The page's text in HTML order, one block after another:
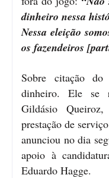
dinheiro nessa
Nessa eleição
os fazendeiros
Sobre citação do
dinheiro. Ele se
Gildásio
prestação de
anunciou no dia
apoio à
Eduardo Hagge.